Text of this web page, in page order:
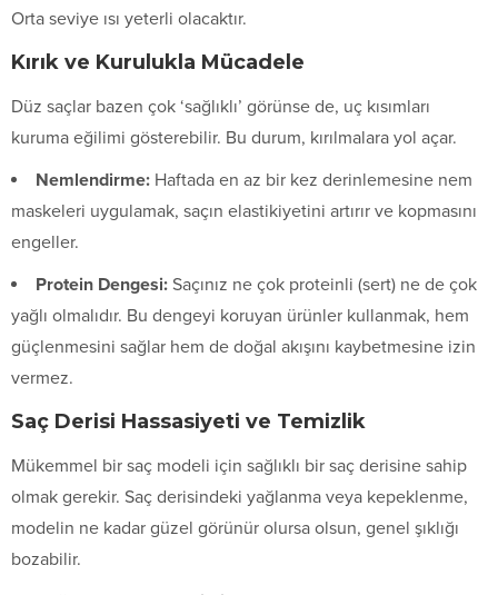
Orta seviye ısı yeterli olacaktır.
Kırık ve Kurulukla Mücadele
Düz saçlar bazen çok ‘sağlıklı’ görünse de, uç kısımları
kuruma eğilimi gösterebilir. Bu durum, kırılmalara yol açar.
Nemlendirme: Haftada en az bir kez derinlemesine nem
maskeleri uygulamak, saçın elastikiyetini artırır ve kopmasını
engeller.
Protein Dengesi: Saçınız ne çok proteinli (sert) ne de çok
yağlı olmalıdır. Bu dengeyi koruyan ürünler kullanmak, hem
güçlenmesini sağlar hem de doğal akışını kaybetmesine izin
vermez.
Saç Derisi Hassasiyeti ve Temizlik
Mükemmel bir saç modeli için sağlıklı bir saç derisine sahip
olmak gerekir. Saç derisindeki yağlanma veya kepeklenme,
modelin ne kadar güzel görünür olursa olsun, genel şıklığı
bozabilir.